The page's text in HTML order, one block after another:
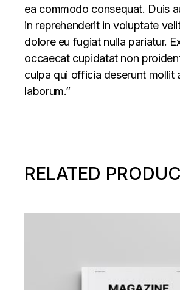
ea commodo consequat. Duis
in reprehenderit in voluptate
dolore eu fugiat nulla pariatur.
occaecat cupidatat non
culpa qui officia deserunt mollit
laborum.”
RELATED